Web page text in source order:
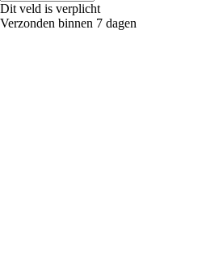
Dit veld is verplicht
Verzonden binnen 7 dagen